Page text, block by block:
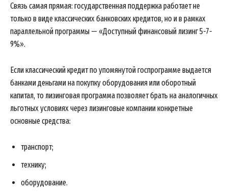
Связь самая прямая: государственная поддержка работает не
только в виде классических банковских кредитов, но и в рамках
параллельной программы — «Доступный финансовый лизинг 5-7-
9%».
Если классический кредит по упомянутой госпрограмме выдается
банками деньгами на покупку оборудования или оборотный
капитал, то лизинговая программа позволяет брать на аналогичных
льготных условиях через лизинговые компании конкретные
основные средства:
транспорт;
технику;
оборудование.